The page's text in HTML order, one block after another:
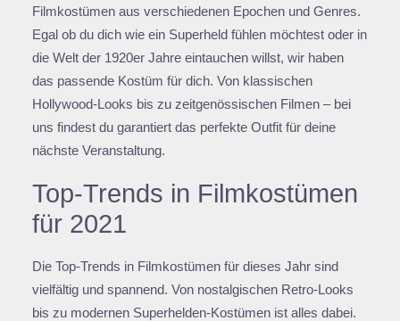
Filmkostümen aus verschiedenen Epochen und Genres.
Egal ob du dich wie ein Superheld fühlen möchtest oder in
die Welt der 1920er Jahre eintauchen willst, wir haben
das passende Kostüm für dich. Von klassischen
Hollywood-Looks bis zu zeitgenössischen Filmen – bei
uns findest du garantiert das perfekte Outfit für deine
nächste Veranstaltung.
Top-Trends in Filmkostümen
für 2021
Die Top-Trends in Filmkostümen für dieses Jahr sind
vielfältig und spannend. Von nostalgischen Retro-Looks
bis zu modernen Superhelden-Kostümen ist alles dabei.